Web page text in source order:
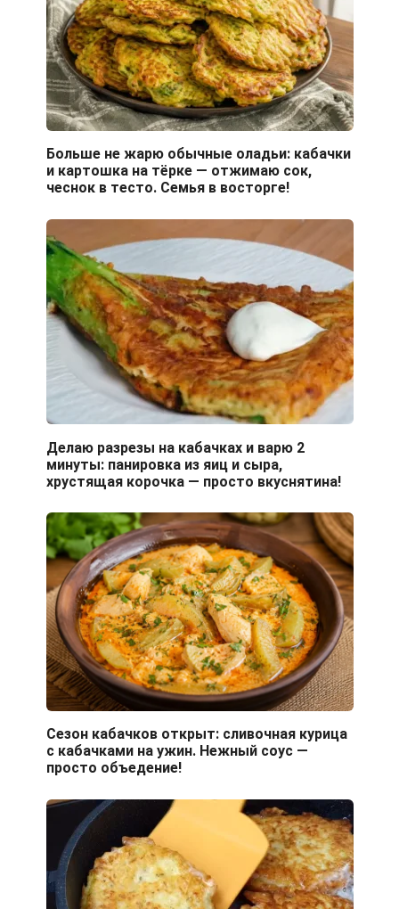
Больше не жарю обычные оладьи: кабачки
и картошка на тёрке — отжимаю сок,
чеснок в тесто. Семья в восторге!
Делаю разрезы на кабачках и варю 2
минуты: панировка из яиц и сыра,
хрустящая корочка — просто вкуснятина!
Сезон кабачков открыт: сливочная курица
с кабачками на ужин. Нежный соус —
просто объедение!